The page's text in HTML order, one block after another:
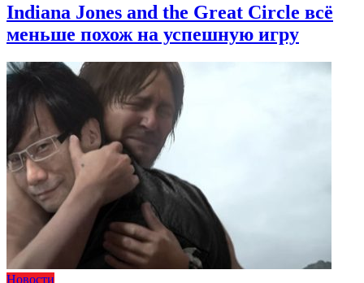
Indiana Jones and the Great Circle всё
меньше похож на успешную игру
Новости